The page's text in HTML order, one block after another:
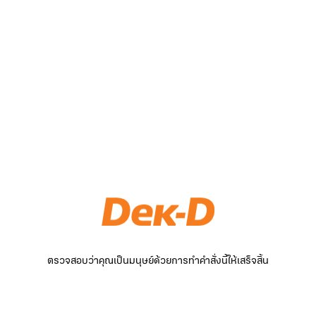
ตรวจสอบว่าคุณเป็นมนุษย์ด้วยการทำคำสั่งนี้ให้เสร็จสิ้น